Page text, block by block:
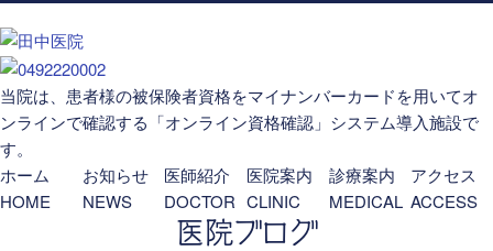
当院は、患者様の被保険者資格をマイナンバーカードを用いてオ
ンラインで確認する「オンライン資格確認」システム導入施設で
す。
ホーム
HOME
お知らせ
NEWS
医師紹介
DOCTOR
医院案内
CLINIC
診療案内
MEDICAL
アクセス
ACCESS
医院ブログ